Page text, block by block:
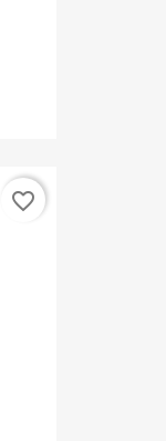
favorite_border